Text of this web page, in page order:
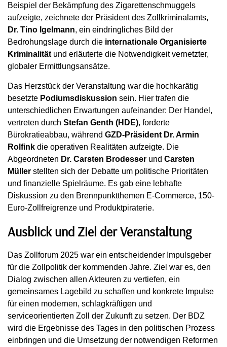
Beispiel der Bekämpfung des Zigarettenschmuggels
aufzeigte, zeichnete der Präsident des Zollkriminalamts,
Dr. Tino Igelmann, ein eindringliches Bild der
Bedrohungslage durch die internationale Organisierte
Kriminalität und erläuterte die Notwendigkeit vernetzter,
globaler Ermittlungsansätze.
Das Herzstück der Veranstaltung war die hochkarätig
besetzte Podiumsdiskussion sein. Hier trafen die
unterschiedlichen Erwartungen aufeinander: Der Handel,
vertreten durch Stefan Genth (HDE), forderte
Bürokratieabbau, während GZD-Präsident Dr. Armin
Rolfink die operativen Realitäten aufzeigte. Die
Abgeordneten Dr. Carsten Brodesser und Carsten
Müller stellten sich der Debatte um politische Prioritäten
und finanzielle Spielräume. Es gab eine lebhafte
Diskussion zu den Brennpunktthemen E-Commerce, 150-
Euro-Zollfreigrenze und Produktpiraterie.
Ausblick und Ziel der Veranstaltung
Das Zollforum 2025 war ein entscheidender Impulsgeber
für die Zollpolitik der kommenden Jahre. Ziel war es, den
Dialog zwischen allen Akteuren zu vertiefen, ein
gemeinsames Lagebild zu schaffen und konkrete Impulse
für einen modernen, schlagkräftigen und
serviceorientierten Zoll der Zukunft zu setzen. Der BDZ
wird die Ergebnisse des Tages in den politischen Prozess
einbringen und die Umsetzung der notwendigen Reformen